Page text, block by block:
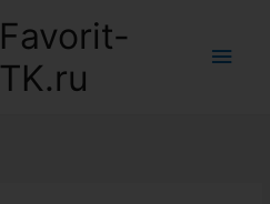
Favorit-
TK.ru